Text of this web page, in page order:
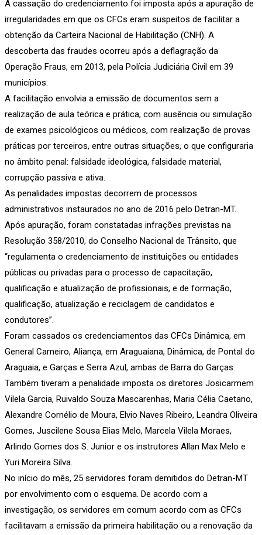
A cassação do credenciamento foi imposta após a apuração de
irregularidades em que os CFCs eram suspeitos de facilitar a
obtenção da Carteira Nacional de Habilitação (CNH). A
descoberta das fraudes ocorreu após a deflagração da
Operação Fraus, em 2013, pela Polícia Judiciária Civil em 39
municípios.
A facilitação envolvia a emissão de documentos sem a
realização de aula teórica e prática, com ausência ou simulação
de exames psicológicos ou médicos, com realização de provas
práticas por terceiros, entre outras situações, o que configuraria
no âmbito penal: falsidade ideológica, falsidade material,
corrupção passiva e ativa.
As penalidades impostas decorrem de processos
administrativos instaurados no ano de 2016 pelo Detran-MT.
Após apuração, foram constatadas infrações previstas na
Resolução 358/2010, do Conselho Nacional de Trânsito, que
“regulamenta o credenciamento de instituições ou entidades
públicas ou privadas para o processo de capacitação,
qualificação e atualização de profissionais, e de formação,
qualificação, atualização e reciclagem de candidatos e
condutores”.
Foram cassados os credenciamentos das CFCs Dinâmica, em
General Carneiro, Aliança, em Araguaiana, Dinâmica, de Pontal do
Araguaia, e Garças e Serra Azul, ambas de Barra do Garças.
Também tiveram a penalidade imposta os diretores Josicarmem
Vilela Garcia, Ruivaldo Souza Mascarenhas, Maria Célia Caetano,
Alexandre Cornélio de Moura, Elvio Naves Ribeiro, Leandra Oliveira
Gomes, Juscilene Sousa Elias Melo, Marcela Vilela Moraes,
Arlindo Gomes dos S. Junior e os instrutores Allan Max Melo e
Yuri Moreira Silva.
No início do mês, 25 servidores foram demitidos do Detran-MT
por envolvimento com o esquema. De acordo com a
investigação, os servidores em comum acordo com as CFCs
facilitavam a emissão da primeira habilitação ou a renovação da